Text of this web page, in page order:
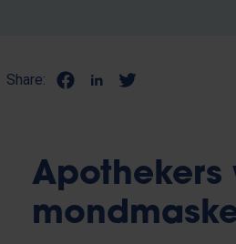
Share:
Apothekers